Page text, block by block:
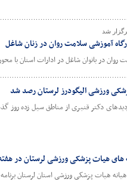
شد
آموزشی سلامت روان در زنان شاغل
روان در بانوان شاغل در ادارات استان با
ورزشی الیگودرز لرستان رصد شد
دکتر قنبری از مناطق سیل زده
های هیات پزشکی ورزشی لرستان در
هیات پزشکی ورزشی استان لرستان